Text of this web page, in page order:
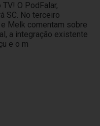
O PodFalar,
SC. No terceiro
Melk comentam sobre
a integração existente
e o m